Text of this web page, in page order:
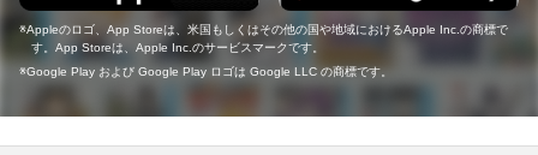
Appleのロゴ、App Storeは、米国もしくはその他の国や地域におけるApple Inc.の商標で
す。App Storeは、Apple Inc.のサービスマークです。
Google Play および Google Play ロゴは Google LLC の商標です。